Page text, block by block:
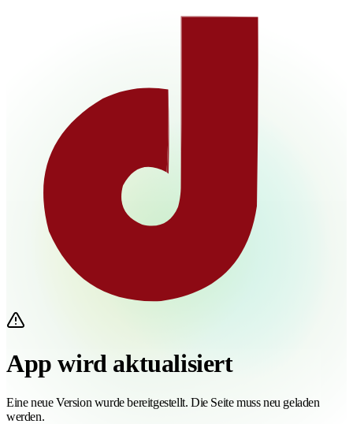
App wird aktualisiert
Eine neue Version wurde bereitgestellt. Die Seite muss neu geladen
werden.